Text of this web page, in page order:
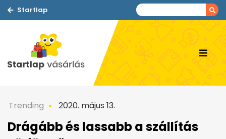
Startlap
Trending 2020. május 13.
Drágább és lassabb a szállítás